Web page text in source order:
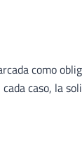
como
caso, la